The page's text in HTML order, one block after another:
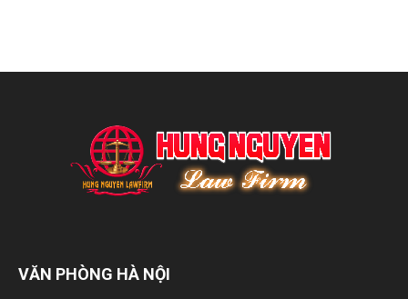
VĂN PHÒNG HÀ NỘI